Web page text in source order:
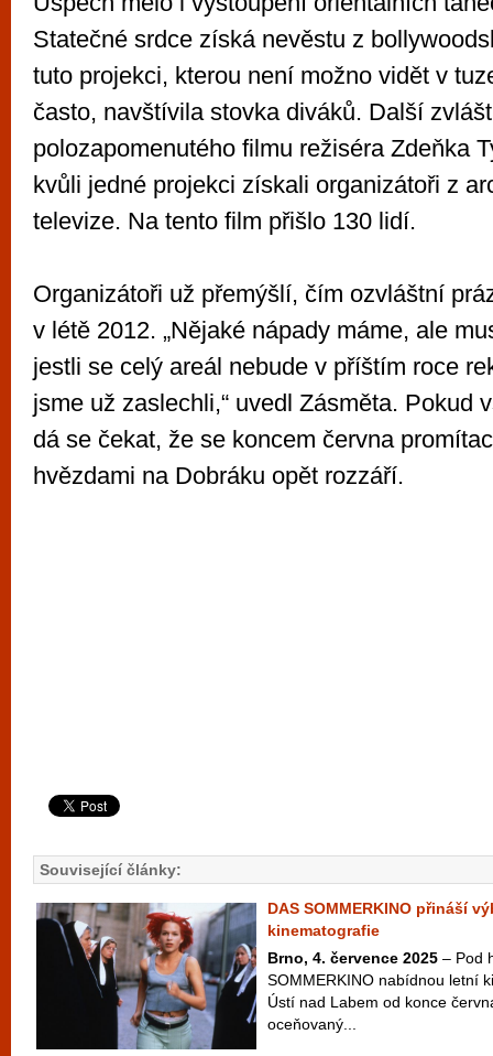
Statečné srdce získá nevěstu z
tuto projekci, kterou není možno vidět v
často, navštívila stovka diváků. Další
polozapomenutého filmu režiséra Zdeňka
kvůli jedné projekci získali organizátoři z
televize. Na tento film přišlo 130 lidí.
Organizátoři už přemýšlí, čím ozvláštní
v létě 2012. „Nějaké nápady máme, ale
jestli se celý areál nebude v příštím roce
jsme už zaslechli,“ uvedl Zásměta. Pokud
dá se čekat, že se koncem června
hvězdami na Dobráku opět rozzáří.
Související články:
DAS SOMMERKINO přináší
kinematografie
Brno, 4. července 2025 – Pod
SOMMERKINO nabídnou letní
Ústí nad Labem od konce
oceňovaný...